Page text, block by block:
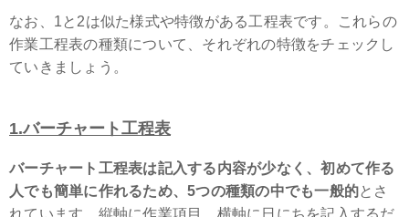
なお、1と2は似た様式や特徴がある工程表です。これらの
作業工程表の種類について、それぞれの特徴をチェックし
ていきましょう。
1.バーチャート工程表
バーチャート工程表は記入する内容が少なく、初めて作る
人でも簡単に作れるため、5つの種類の中でも一般的とさ
れています。縦軸に作業項目、横軸に日にちを記入するだ